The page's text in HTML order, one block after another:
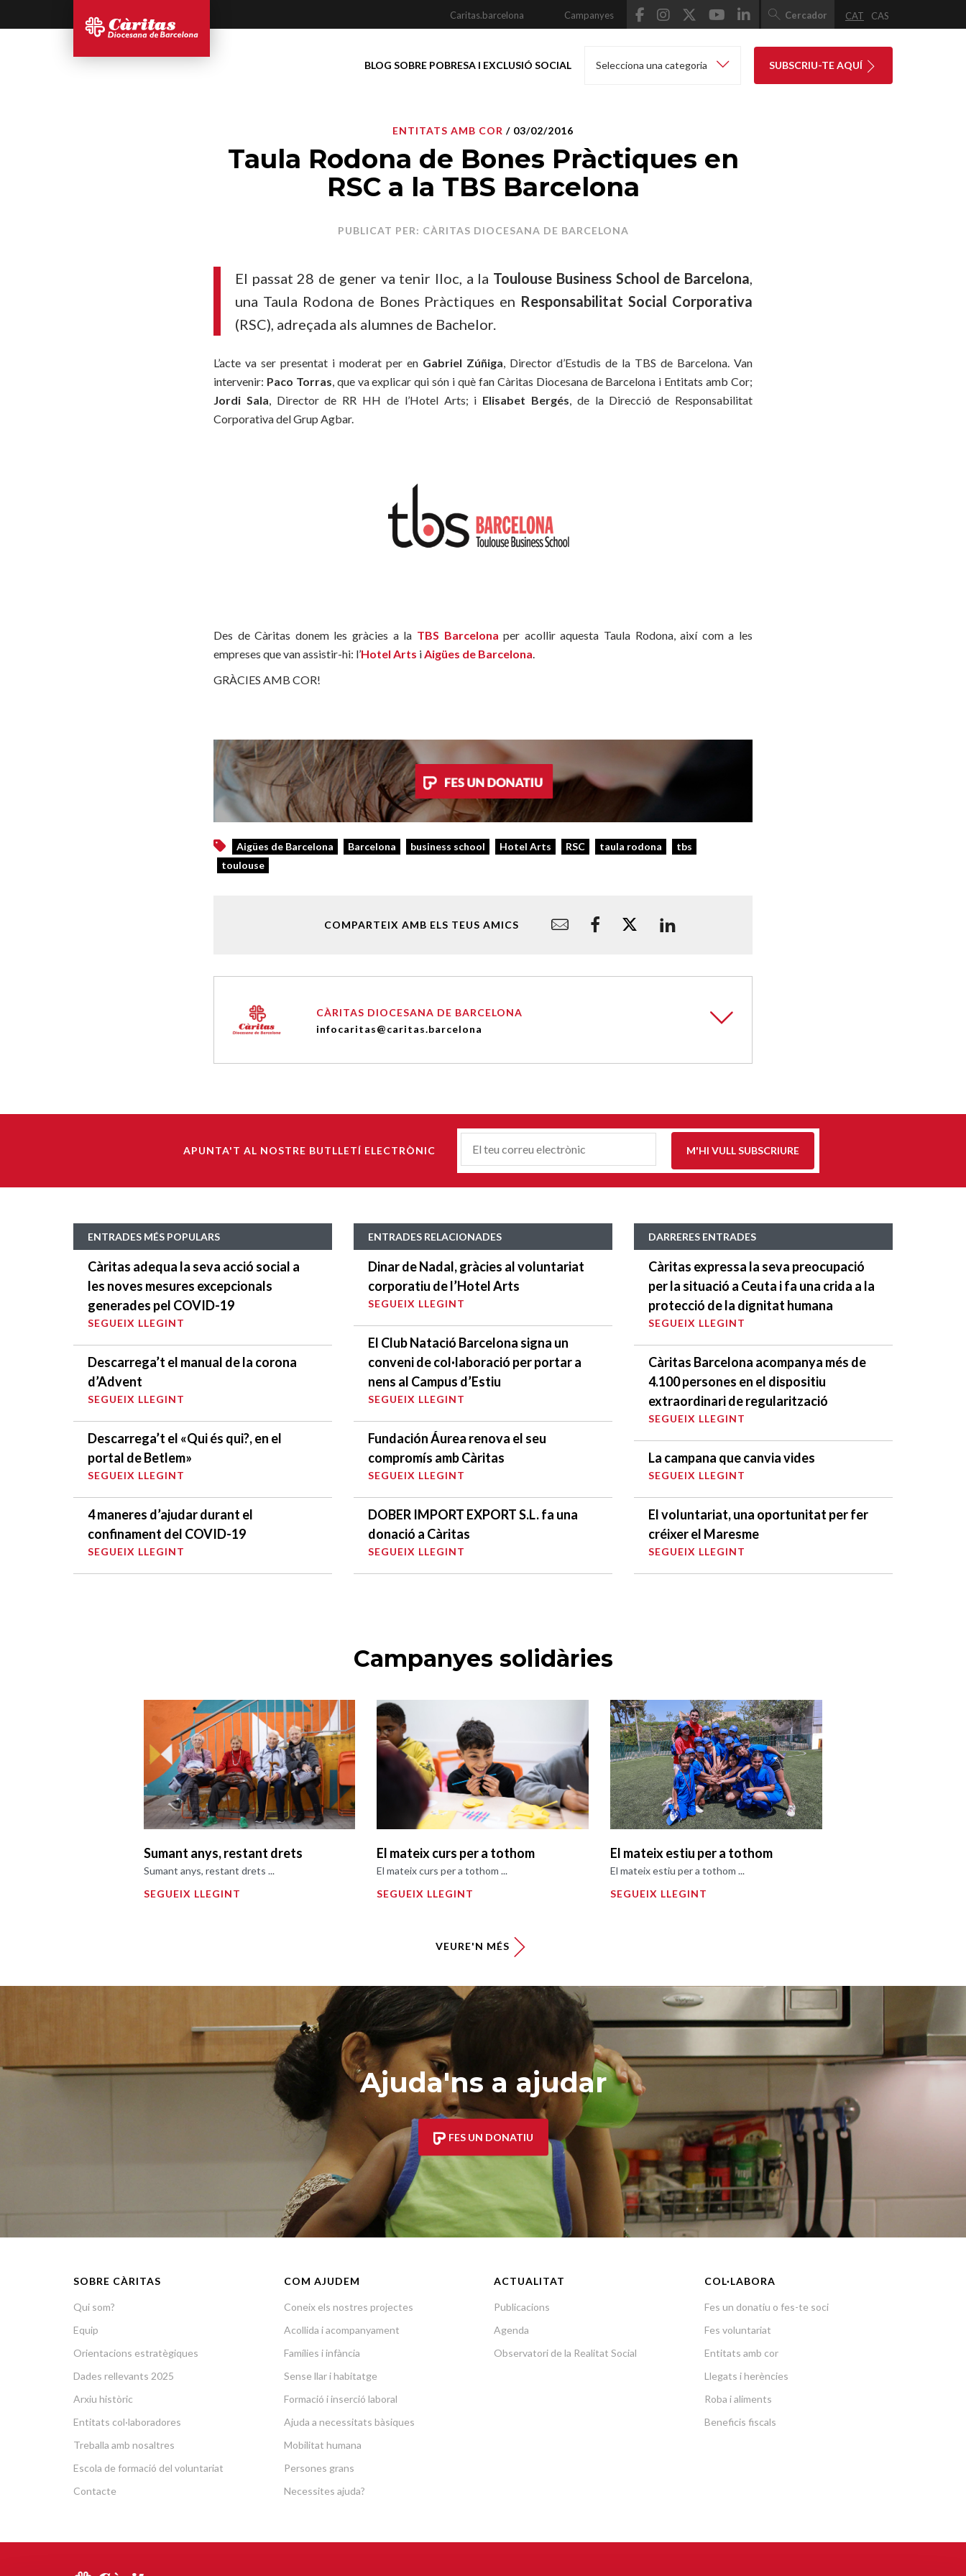
Caritas.barcelona Campanyes Cercador CAT CAS
BLOG SOBRE POBRESA I EXCLUSIÓ SOCIAL Selecciona una categoria SUBSCRIU-TE AQUÍ
ENTITATS AMB COR / 03/02/2016
Taula Rodona de Bones Pràctiques en
RSC a la TBS Barcelona
PUBLICAT PER: CÀRITAS DIOCESANA DE BARCELONA
El passat 28 de gener va tenir lloc, a la Toulouse Business School de Barcelona,
una Taula Rodona de Bones Pràctiques en Responsabilitat Social Corporativa
(RSC), adreçada als alumnes de Bachelor.
L’acte va ser presentat i moderat per en Gabriel Zúñiga, Director d’Estudis de la TBS de Barcelona. Van
intervenir: Paco Torras, que va explicar qui són i què fan Càritas Diocesana de Barcelona i Entitats amb Cor;
Jordi Sala, Director de RR HH de l’Hotel Arts; i Elisabet Bergés, de la Direcció de Responsabilitat
Corporativa del Grup Agbar.
Des de Càritas donem les gràcies a la TBS Barcelona per acollir aquesta Taula Rodona, així com a les
empreses que van assistir-hi: l’Hotel Arts iAigües de Barcelona.
GRÀCIES AMB COR!
Aigües de Barcelona Barcelona business school Hotel Arts RSC taula rodona
tbs
toulouse
COMPARTEIX AMB ELS TEUS AMICS
CÀRITAS DIOCESANA DE BARCELONA
infocaritas@caritas.barcelona
APUNTA'T AL NOSTRE BUTLLETÍ ELECTRÒNIC
Correu-
M'HI VULL SUBSCRIURE
ENTRADES MÉS POPULARS
Càritas adequa la seva acció social a
les noves mesures excepcionals
generades pel COVID-19
SEGUEIX LLEGINT
Descarrega’t el manual de la corona
d’Advent
SEGUEIX LLEGINT
Descarrega’t el «Qui és qui?, en el
portal de Betlem»
SEGUEIX LLEGINT
4 maneres d’ajudar durant el
confinament del COVID-19
SEGUEIX LLEGINT
ENTRADES RELACIONADES
Dinar de Nadal, gràcies al voluntariat
corporatiu de l’Hotel Arts
SEGUEIX LLEGINT
El Club Natació Barcelona signa un
conveni de col·laboració per portar a
nens al Campus d’Estiu
SEGUEIX LLEGINT
Fundación Áurea renova el seu
compromís amb Càritas
SEGUEIX LLEGINT
DOBER IMPORT EXPORT S.L. fa una
donació a Càritas
SEGUEIX LLEGINT
DARRERES ENTRADES
Càritas expressa la seva preocupació
per la situació a Ceuta i fa una crida a la
protecció de la dignitat humana
SEGUEIX LLEGINT
Càritas Barcelona acompanya més de
4.100 persones en el dispositiu
extraordinari de regularització
SEGUEIX LLEGINT
La campana que canvia vides
SEGUEIX LLEGINT
El voluntariat, una oportunitat per fer
créixer el Maresme
SEGUEIX LLEGINT
Campanyes solidàries
Sumant anys, restant drets
Sumant anys, restant drets ...
SEGUEIX LLEGINT
El mateix curs per a tothom
El mateix curs per a tothom ...
SEGUEIX LLEGINT
El mateix estiu per a tothom
El mateix estiu per a tothom ...
SEGUEIX LLEGINT
VEURE'N MÉS
Ajuda'ns a ajudar
FES UN DONATIU
SOBRE CÀRITAS
Qui som?
Equip
Orientacions estratègiques
Dades rellevants 2025
Arxiu històric
Entitats col·laboradores
Treballa amb nosaltres
Escola de formació del voluntariat
Contacte
COM AJUDEM
Coneix els nostres projectes
Acollida i acompanyament
Famílies i infància
Sense llar i habitatge
Formació i inserció laboral
Ajuda a necessitats bàsiques
Mobilitat humana
Persones grans
Necessites ajuda?
ACTUALITAT
Publicacions
Agenda
Observatori de la Realitat Social
COL·LABORA
Fes un donatiu o fes-te soci
Fes voluntariat
Entitats amb cor
Llegats i herències
Roba i aliments
Beneficis fiscals